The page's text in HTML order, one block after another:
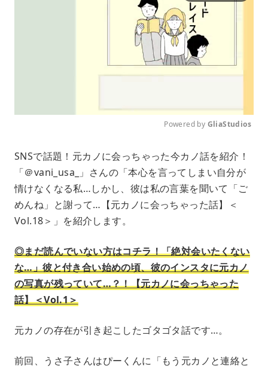
u
t
Powered by GliaStudios
SNSで話題！元カノに会っちゃった今カノ話を紹介！
「＠vani_usa_」さんの「本心を言ってしまい自分が
情けなくなる私…しかし、彼は私の言葉を聞いて「ご
めんね」と謝って…【元カノに会っちゃった話】＜
Vol.18＞」を紹介します。
◎まだ読んでいない方はコチラ！「絶対会いたくない
な…」彼と付き合い始めの頃、彼のインスタに元カノ
の写真が残っていて…？！【元カノに会っちゃった
話】＜Vol.1＞
元カノの存在が引き起こしたゴタゴタ話です…。
前回、うさ子さんはぴーくんに「もう元カノと連絡と